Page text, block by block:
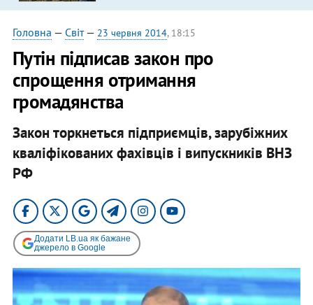
Головна — Світ— 23 червня 2014, 18:15
Путін підписав закон про
спрощення отримання
громадянства
Закон торкнеться підприємців, зарубіжних
кваліфікованих фахівців і випускників ВНЗ
РФ
Додати LB.ua як бажане
джерело в Google